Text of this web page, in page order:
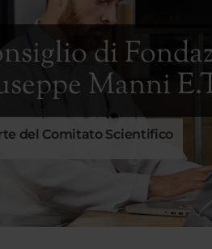
di
Manni
del Comitato Scientifico